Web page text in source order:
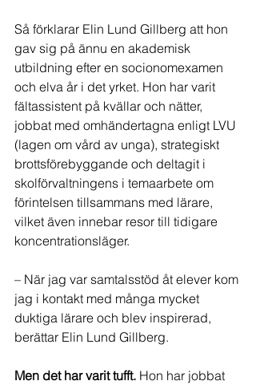
Så förklarar Elin Lund Gillberg att hon
gav sig på ännu en akademisk
utbildning efter en socionomexamen
och elva år i det yrket. Hon har varit
fältassistent på kvällar och nätter,
jobbat med omhändertagna enligt LVU
(lagen om vård av unga), strategiskt
brottsförebyggande och deltagit i
skolförvaltningens i temaarbete om
förintelsen tillsammans med lärare,
vilket även innebar resor till tidigare
koncentrationsläger.
– När jag var samtalsstöd åt elever kom
jag i kontakt med många mycket
duktiga lärare och blev inspirerad,
berättar Elin Lund Gillberg.
Men det har varit tufft. Hon har jobbat